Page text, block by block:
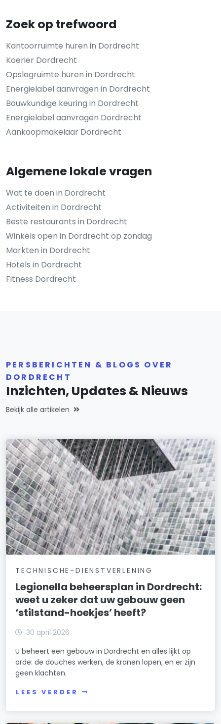
Zoek op trefwoord
Kantoorruimte huren in Dordrecht
Koerier Dordrecht
Opslagruimte huren in Dordrecht
Energielabel aanvragen in Dordrecht
Bouwkundige keuring in Dordrecht
Energielabel aanvragen Dordrecht
Aankoopmakelaar Dordrecht
Algemene lokale vragen
Wat te doen in Dordrecht
Activiteiten in Dordrecht
Beste restaurants in Dordrecht
Winkels open in Dordrecht op zondag
Markten in Dordrecht
Hotels in Dordrecht
Fitness Dordrecht
PERSBERICHTEN & BLOGS OVER
DORDRECHT
Inzichten, Updates & Nieuws
Bekijk alle artikelen
TECHNISCHE-DIENSTVERLENING
Legionella beheersplan in Dordrecht:
weet u zeker dat uw gebouw geen
‘stilstand-hoekjes’ heeft?
30 april 2026
U beheert een gebouw in Dordrecht en alles lijkt op
orde: de douches werken, de kranen lopen, en er zijn
geen klachten.
LEES VERDER